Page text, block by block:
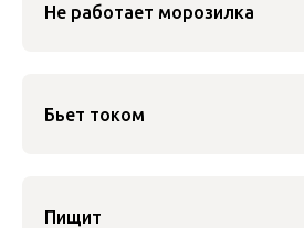
Не работает морозилка
Бьет током
Пищит